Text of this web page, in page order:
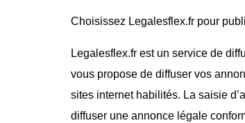
Choisissez Legalesflex.fr pour
Legalesflex.fr est un service de
vous propose de diffuser vos
sites internet habilités. La saisie
diffuser une annonce légale